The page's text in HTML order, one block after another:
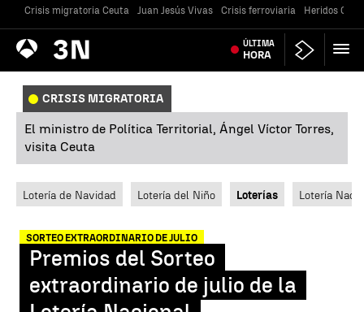
Crisis migratoria Ceuta Juan Jesús Vivas Crisis ferroviaria Heridos
Antena
3 Noticias ÚLTIMA
HORA
CRISIS MIGRATORIA
El ministro de Política Territorial, Ángel Víctor Torres,
visita Ceuta
Lotería de Navidad Lotería del Niño Loterías Lotería
SORTEO EXTRAORDINARIO DE JULIO
Premios del Sorteo
extraordinario de julio de la